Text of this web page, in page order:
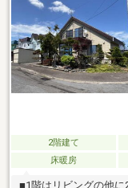
ゆっくり楽しめる広
いで収納上手な生活■
搭載
2階建て
床暖房
■1階はリビングの他